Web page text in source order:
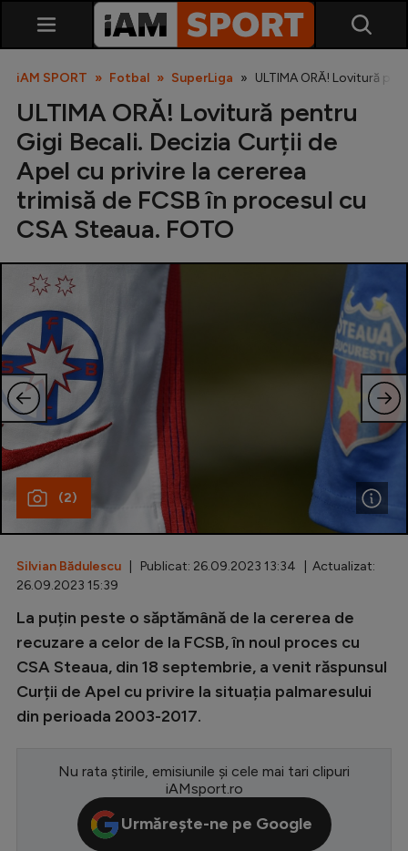
SuperLiga
Cupa României
Echipa Națională
Fotbal feminin
Special
Diverse
Inedit
Champions League
Europa League
Conference League
Premier League
LaLiga
Serie A
iAM SPORT Fotbal SuperLiga ULTIMA ORĂ! Lovitură
ULTIMA ORĂ! Lovitură pentru
Gigi Becali. Decizia Curții de
Apel cu privire la cererea
trimisă de FCSB în procesul cu
CSA Steaua. FOTO
(2)
Silvian Bădulescu | Publicat: 26.09.2023 13:34 | Actualizat:
26.09.2023 15:39
La puțin peste o săptămână de la cererea de
recuzare a celor de la FCSB, în noul proces cu
CSA Steaua, din 18 septembrie, a venit răspunsul
Curții de Apel cu privire la situația palmaresului
din perioada 2003-2017.
Nu rata știrile, emisiunile și cele mai tari clipuri
iAMsport.ro
Urmărește-ne pe Google